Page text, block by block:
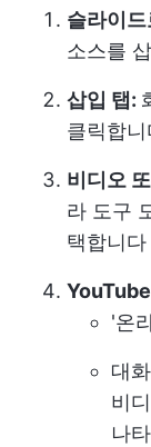
슬라이
소스를
삽입 탭:
클릭합니
비디오
라 도구
택합니다
'온
대
비
나